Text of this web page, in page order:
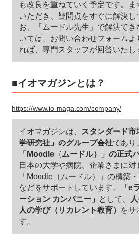
も改良を重ねていく予定です。ま
いただき、疑問点をすぐに解決し
お、「ムードル先生」で解決でき
いては、お問い合わせフォームよ
れば、専門スタッフが回答いたし
■イオマガジンとは？
https://www.io-maga.com/company/
イオマガジンは、
スタンダード市
学研究社」のグループ会社であり
「Moodle（ムードル）」の正式
日本の大学や病院、企業さまに対
「Moodle（ムードル）」の構築
などをサポートしています。
「e
ーション カンパニー」
として、
人の学び（リカレント教育）
をサ
す。